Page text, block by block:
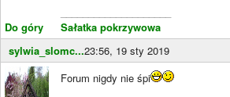
Do góry
Sałatka pokrzywowa
sylwia_slomc...23:56, 19 sty 2019
Forum nigdy nie śpi